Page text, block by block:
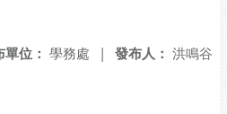
發布人： 洪鳴谷
位： 學務處 |